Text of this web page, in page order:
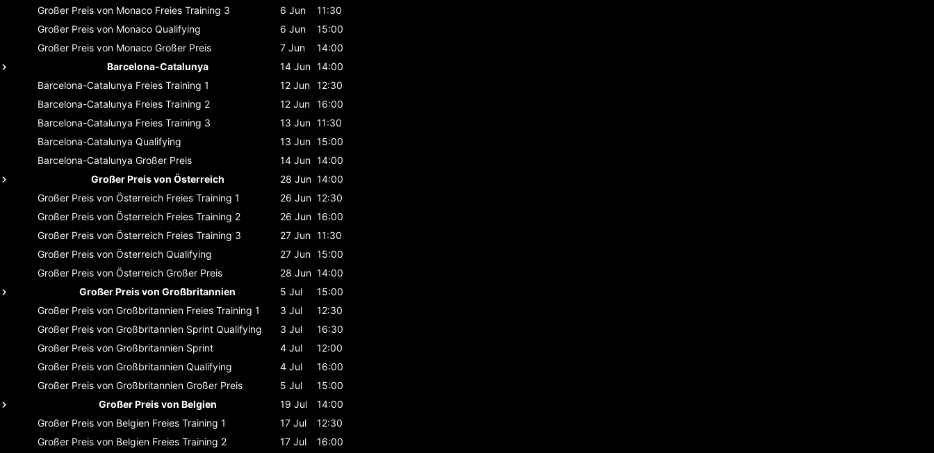
Großer Preis von Monaco Freies Training 3 6 Jun
11:30
Großer Preis von Monaco Qualifying 6 Jun
15:00
Großer Preis von Monaco Großer Preis 7 Jun
14:00
Barcelona-Catalunya
14 Jun 14:00
Barcelona-Catalunya Freies Training 1 12 Jun 12:30
Barcelona-Catalunya Freies Training 2 12 Jun 16:00
Barcelona-Catalunya Freies Training 3 13 Jun 11:30
Barcelona-Catalunya Qualifying 13 Jun 15:00
Barcelona-Catalunya Großer Preis 14 Jun 14:00
Großer Preis von Österreich
28 Jun 14:00
Großer Preis von Österreich Freies Training 1 26 Jun 12:30
Großer Preis von Österreich Freies Training 2 26 Jun 16:00
Großer Preis von Österreich Freies Training 3 27 Jun 11:30
Großer Preis von Österreich Qualifying 27 Jun 15:00
Großer Preis von Österreich Großer Preis 28 Jun 14:00
Großer Preis von Großbritannien
5 Jul
15:00
Großer Preis von Großbritannien Freies Training 1 3 Jul
12:30
Großer Preis von Großbritannien Sprint Qualifying 3 Jul
16:30
Großer Preis von Großbritannien Sprint 4 Jul
12:00
Großer Preis von Großbritannien Qualifying 4 Jul
16:00
Großer Preis von Großbritannien Großer Preis 5 Jul
15:00
Großer Preis von Belgien
19 Jul
14:00
Großer Preis von Belgien Freies Training 1 17 Jul
12:30
Großer Preis von Belgien Freies Training 2 17 Jul
16:00